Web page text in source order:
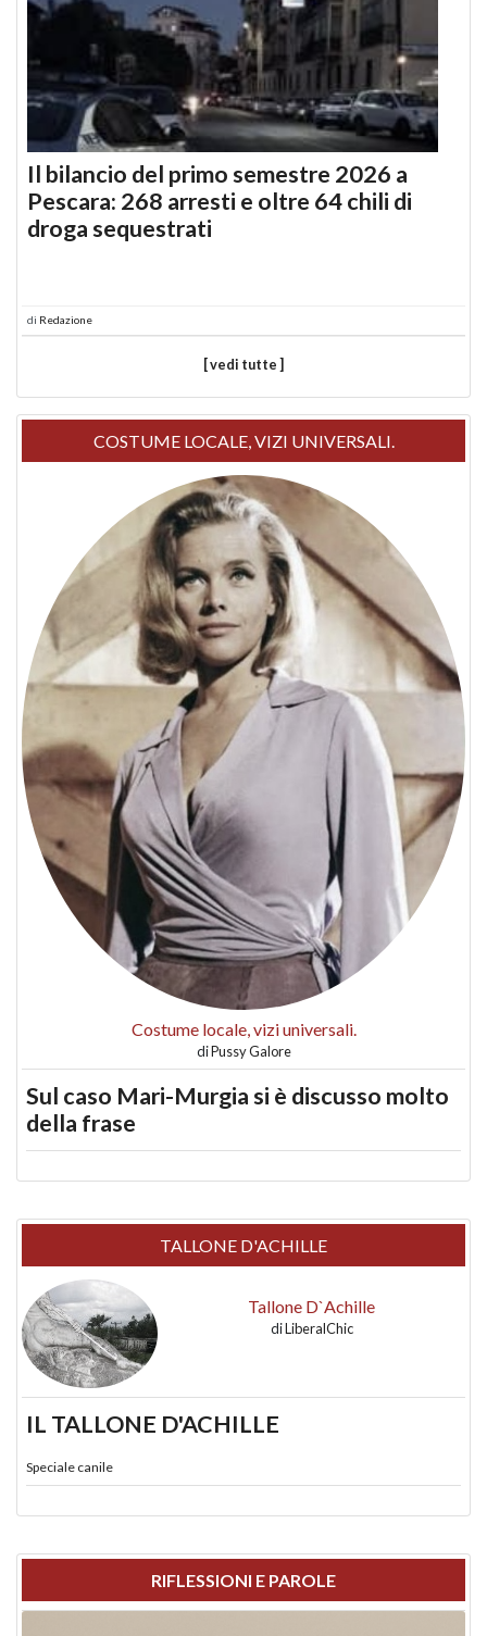
Il bilancio del primo semestre 2026 a
Pescara: 268 arresti e oltre 64 chili di
droga sequestrati
di Redazione
[ vedi tutte ]
COSTUME LOCALE, VIZI UNIVERSALI.
Costume locale, vizi universali.
diPussy Galore
Sul caso Mari-Murgia si è discusso molto
della frase
TALLONE D'ACHILLE
Tallone D`Achille
diLiberalChic
IL TALLONE D'ACHILLE
Speciale canile
RIFLESSIONI E PAROLE